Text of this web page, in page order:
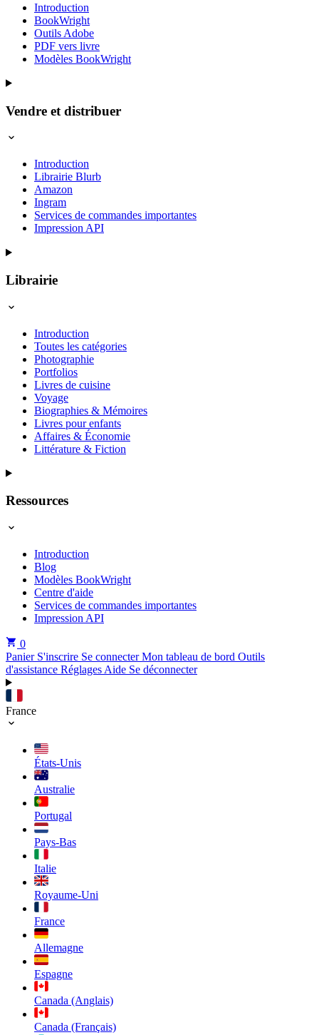
Introduction
BookWright
Outils Adobe
PDF vers livre
Modèles BookWright
Vendre et distribuer
Introduction
Librairie Blurb
Amazon
Ingram
Services de commandes importantes
Impression API
Librairie
Introduction
Toutes les catégories
Photographie
Portfolios
Livres de cuisine
Voyage
Biographies & Mémoires
Livres pour enfants
Affaires & Économie
Littérature & Fiction
Ressources
Introduction
Blog
Modèles BookWright
Centre d'aide
Services de commandes importantes
Impression API
0
Panier S'inscrire Se connecterMon tableau de bord Outils
d'assistance Réglages Aide Se déconnecter
France
États-Unis
Australie
Portugal
Pays-Bas
Italie
Royaume-Uni
France
Allemagne
Espagne
Canada (Anglais)
Canada (Français)